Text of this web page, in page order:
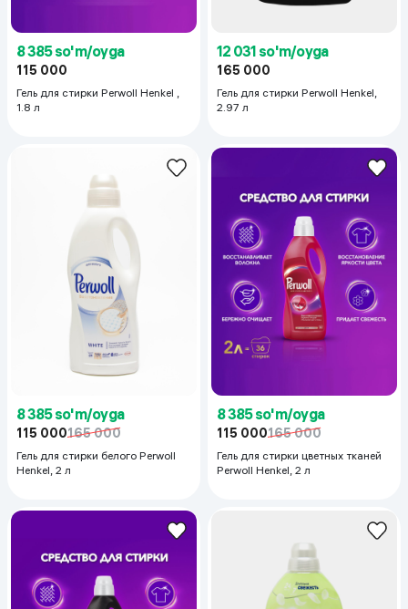
8 385 so'm/oyga
115 000
Гель для стирки Perwoll Henkel ,
1.8 л
12 031 so'm/oyga
165 000
Гель для стирки Perwoll Henkel,
2.97 л
8 385 so'm/oyga
115 000165 000
Гель для стирки белого Perwoll
Henkel, 2 л
8 385 so'm/oyga
115 000165 000
Гель для стирки цветных тканей
Perwoll Henkel, 2 л